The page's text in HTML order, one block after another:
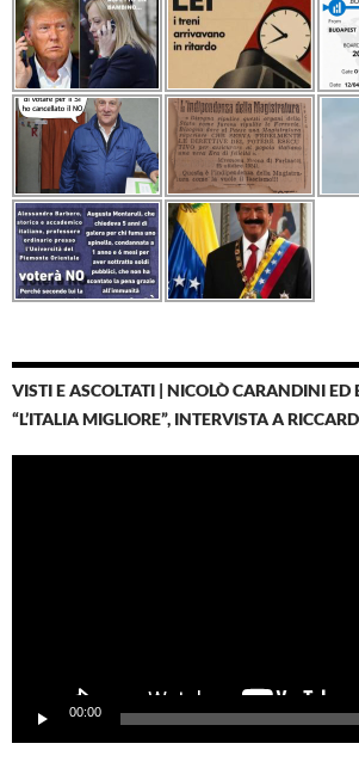
VISTI E ASCOLTATI | NICOLÒ CARANDINI ED
“L’ITALIA MIGLIORE”, INTERVISTA A
00:00